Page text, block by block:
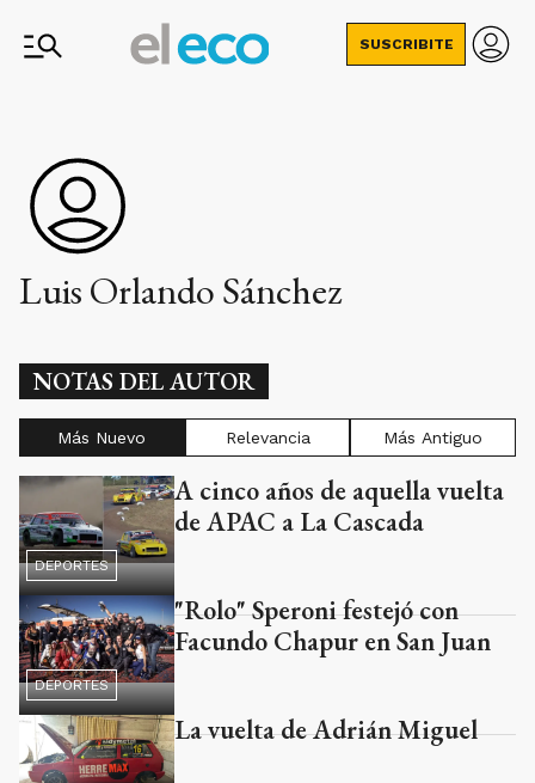
SUSCRIBITE
Luis Orlando Sánchez
NOTAS DEL AUTOR
Más Nuevo Relevancia Más Antiguo
DEPORTES
A cinco años de aquella vuelta
de APAC a La Cascada
DEPORTES
"Rolo" Speroni festejó con
Facundo Chapur en San Juan
La vuelta de Adrián Miguel